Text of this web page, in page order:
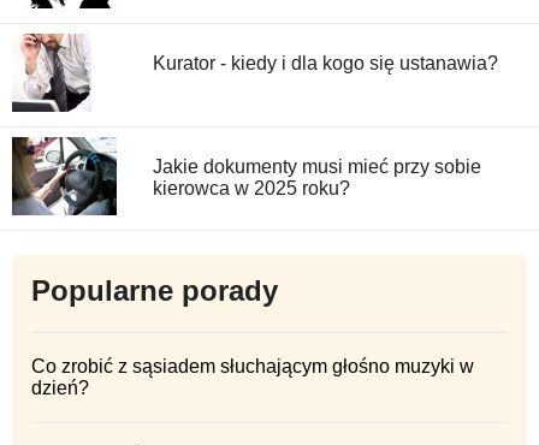
Kurator - kiedy i dla kogo się ustanawia?
Jakie dokumenty musi mieć przy sobie
kierowca w 2025 roku?
Popularne porady
Co zrobić z sąsiadem słuchającym głośno muzyki w
dzień?